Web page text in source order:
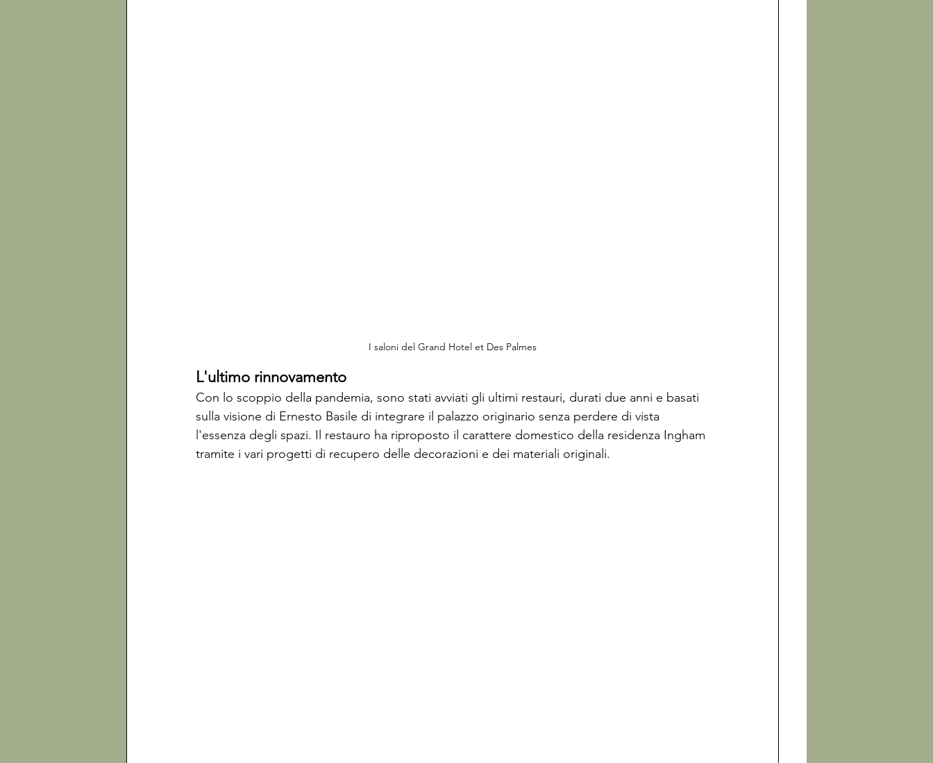
I saloni del Grand Hotel et Des Palmes
L'ultimo rinnovamento
Con lo scoppio della pandemia, sono stati avviati gli ultimi restauri, durati due anni e basati
sulla visione di Ernesto Basile di integrare il palazzo originario senza perdere di vista
l'essenza degli spazi. Il restauro ha riproposto il carattere domestico della residenza Ingham
tramite i vari progetti di recupero delle decorazioni e dei materiali originali.